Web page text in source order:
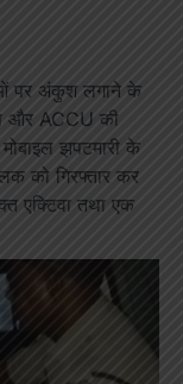
पर अंकुश लगाने के
और ACCU की
झपटमारी के
को गिरफ्तार कर
एक्टिवा तथा एक